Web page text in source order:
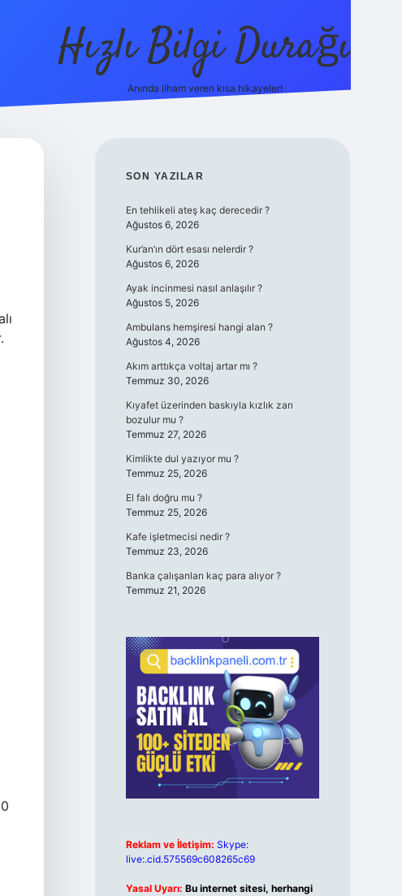
Hızlı Bilgi Durağı
Anında ilham veren kısa hikayeler!
SIDEBAR
SON YAZILAR
En tehlikeli ateş kaç derecedir ?
Ağustos 6, 2026
Kur’an’ın dört esası nelerdir ?
Ağustos 6, 2026
Ayak incinmesi nasıl anlaşılır ?
Ağustos 5, 2026
Ambulans hemşiresi hangi alan ?
Ağustos 4, 2026
Akım arttıkça voltaj artar mı ?
Temmuz 30, 2026
Kıyafet üzerinden baskıyla kızlık zarı
bozulur mu ?
Temmuz 27, 2026
Kimlikte dul yazıyor mu ?
Temmuz 25, 2026
El falı doğru mu ?
Temmuz 25, 2026
Kafe işletmecisi nedir ?
Temmuz 23, 2026
Banka çalışanları kaç para alıyor ?
Temmuz 21, 2026
Reklam ve İletişim: Skype:
live:.cid.575569c608265c69
Yasal Uyarı: Bu internet sitesi, herhangi